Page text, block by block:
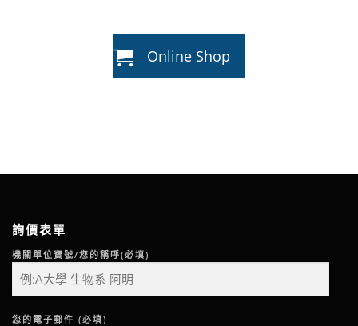
Online Shop
詢價表單
機關單位寶號/您的稱呼(必填)
您的電子郵件 (必填)